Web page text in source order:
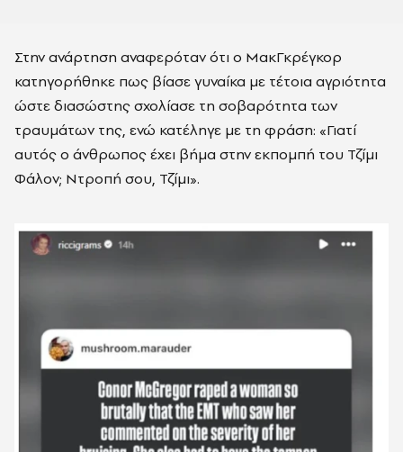
Στην ανάρτηση αναφερόταν ότι ο ΜακΓκρέγκορ
κατηγορήθηκε πως βίασε γυναίκα με τέτοια αγριότητα
ώστε διασώστης σχολίασε τη σοβαρότητα των
τραυμάτων της, ενώ κατέληγε με τη φράση: «Γιατί
αυτός ο άνθρωπος έχει βήμα στην εκπομπή του Τζίμι
Φάλον; Ντροπή σου, Τζίμι».